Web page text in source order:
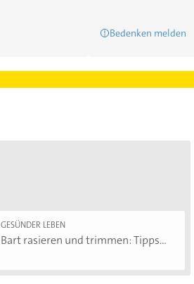
Bedenken melden
GESÜNDER LEBEN
Bart rasieren und trimmen: Tipps...